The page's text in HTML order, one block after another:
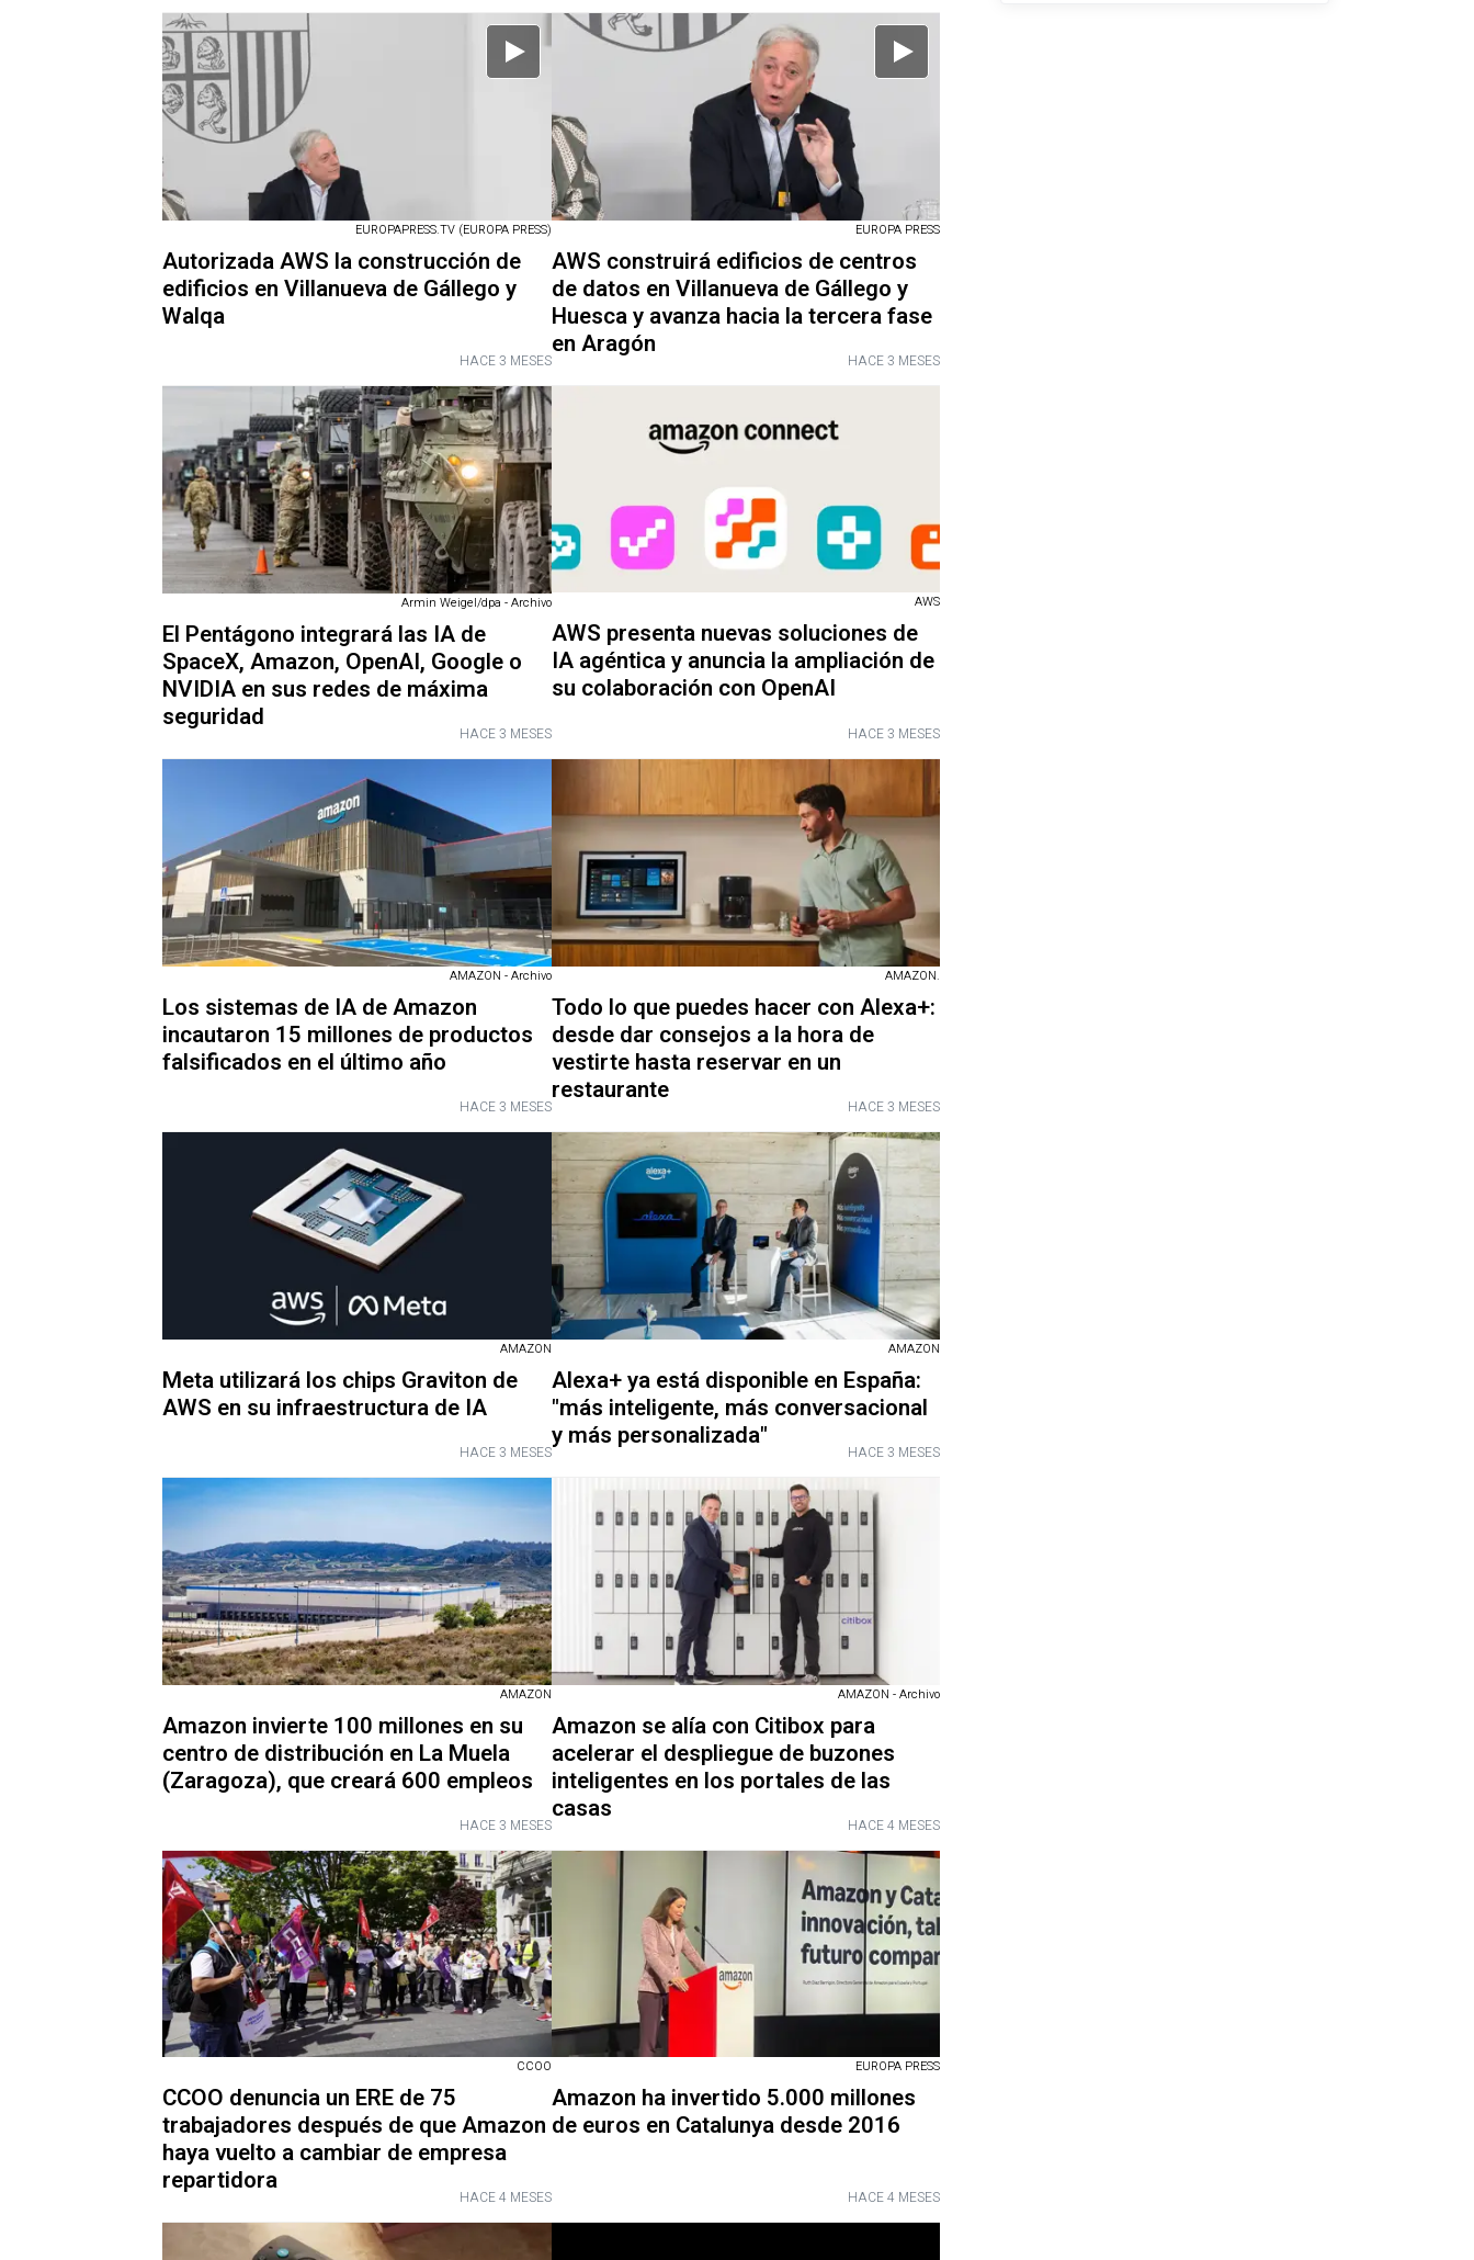
EUROPAPRESS.TV (EUROPA PRESS)
Autorizada AWS la construcción de
edificios en Villanueva de Gállego y
Walqa
HACE 3 MESES
EUROPA PRESS
AWS construirá edificios de centros
de datos en Villanueva de Gállego y
Huesca y avanza hacia la tercera fase
en Aragón
HACE 3 MESES
Armin Weigel/dpa - Archivo
El Pentágono integrará las IA de
SpaceX, Amazon, OpenAI, Google o
NVIDIA en sus redes de máxima
seguridad
HACE 3 MESES
AWS
AWS presenta nuevas soluciones de
IA agéntica y anuncia la ampliación de
su colaboración con OpenAI
HACE 3 MESES
AMAZON - Archivo
Los sistemas de IA de Amazon
incautaron 15 millones de productos
falsificados en el último año
HACE 3 MESES
AMAZON.
Todo lo que puedes hacer con Alexa+:
desde dar consejos a la hora de
vestirte hasta reservar en un
restaurante
HACE 3 MESES
AMAZON
Meta utilizará los chips Graviton de
AWS en su infraestructura de IA
HACE 3 MESES
AMAZON
Alexa+ ya está disponible en España:
"más inteligente, más conversacional
y más personalizada"
HACE 3 MESES
AMAZON
Amazon invierte 100 millones en su
centro de distribución en La Muela
(Zaragoza), que creará 600 empleos
HACE 3 MESES
AMAZON - Archivo
Amazon se alía con Citibox para
acelerar el despliegue de buzones
inteligentes en los portales de las
casas
HACE 4 MESES
CCOO
CCOO denuncia un ERE de 75
trabajadores después de que Amazon
haya vuelto a cambiar de empresa
repartidora
HACE 4 MESES
EUROPA PRESS
Amazon ha invertido 5.000 millones
de euros en Catalunya desde 2016
HACE 4 MESES